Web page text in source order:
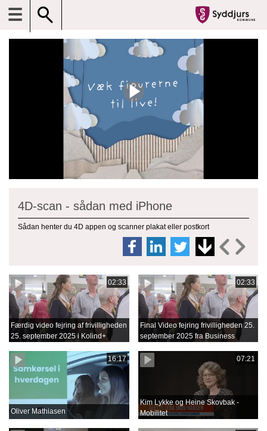
☰
4D-scan - sådan med iPhone
Sådan henter du 4D appen og scanner plakat eller postkort
02:33
Færdig video fejring af frivilligheden
25. september 2025 i Kolind+
02:33
Final Video fejring frivilligheden 25.
september 2025 fra Business
16:17
Oliver Mathiasen
07:21
Kim Lykke og Heine Skovbak -
Mobilitet